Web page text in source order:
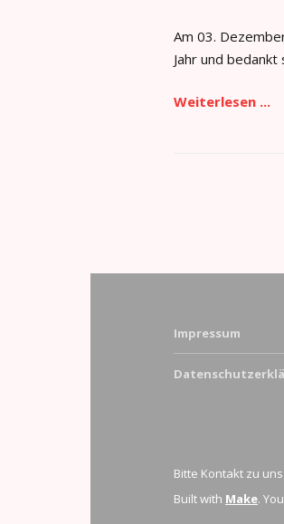
Am 03.
Jahr und
Weiterlesen ...
Impressum
Bitte Kontakt zu
Built with Make.